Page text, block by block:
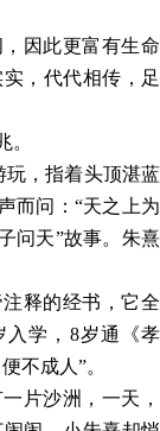
因此更富有生命
，代代相传，足
。
玩，指着头顶湛蓝
而问：“天之上为
问天”故事。朱熹
释的经书，它全
入学，8岁通《孝
不成人”。
片沙洲，一天，